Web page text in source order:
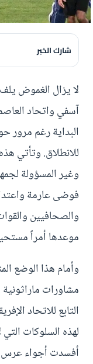
شارك الخبر
لا يزال الغموض
آسفي واتحاد
البداية رغم مرور
للانطلاق. وتأتي
وغير المسؤولة
فوضى عارمة
والصحافيين
موعدها أمراً
وأمام هذا الوضع
مشاورات
التابع للاتحاد
لهذه السلوكات
أفسدت أجواء عرس